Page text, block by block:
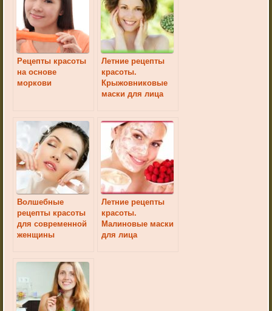
Рецепты красоты
на основе
моркови
Летние рецепты
красоты.
Крыжовниковые
маски для лица
Волшебные
рецепты красоты
для современной
женщины
Летние рецепты
красоты.
Малиновые маски
для лица